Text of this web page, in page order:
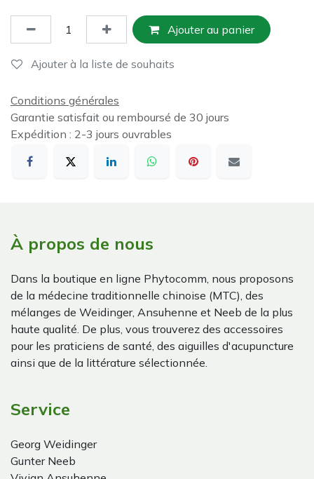
Ajouter au panier
Ajouter à la liste de souhaits
Conditions générales
Garantie satisfait ou remboursé de 30 jours
Expédition : 2-3 jours ouvrables
À propos de nous
Dans la boutique en ligne Phytocomm, nous proposons
de la médecine traditionnelle chinoise (MTC), des
mélanges de Weidinger, Ansuhenne et Neeb de la plus
haute qualité. De plus, vous trouverez des accessoires
pour les praticiens de santé, des aiguilles d'acupuncture
ainsi que de la littérature sélectionnée.
Service
Georg Weidinger
Gunter Neeb